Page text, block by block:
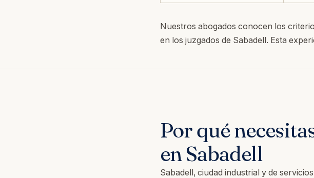
Nuestros abogados conocen los
en los juzgados de Sabadell. Esta
Por qué
en Sabadell
Sabadell, ciudad industrial y de